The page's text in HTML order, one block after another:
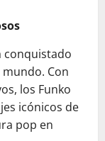
conquistado
Con
los Funko
icónicos de
pop en